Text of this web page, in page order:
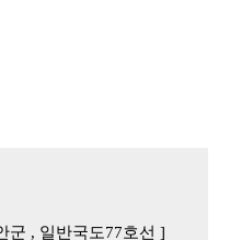
군 , 일반국도77호선 ]